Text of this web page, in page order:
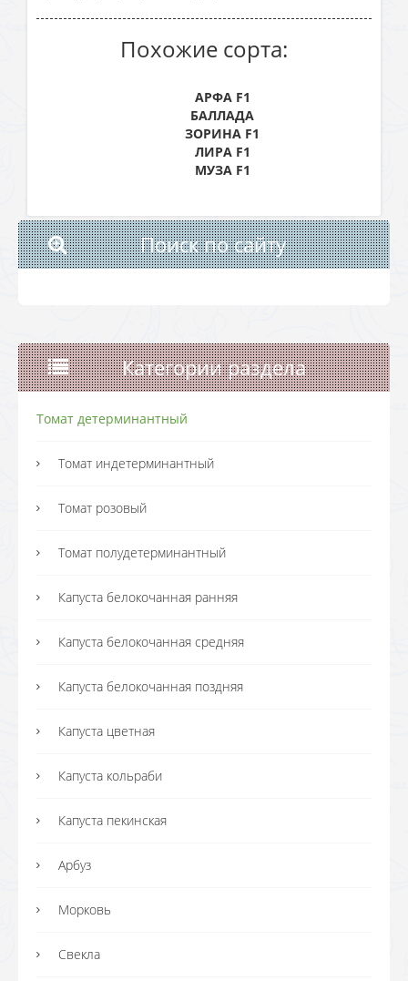
Похожие сорта:
АРФА F1
БАЛЛАДА
ЗОРИНА F1
ЛИРА F1
МУЗА F1
Поиск по сайту
Категории раздела
Томат детерминантный
Томат индетерминантный
Томат розовый
Томат полудетерминантный
Капуста белокочанная ранняя
Капуста белокочанная средняя
Капуста белокочанная поздняя
Капуста цветная
Капуста кольраби
Капуста пекинская
Арбуз
Морковь
Свекла